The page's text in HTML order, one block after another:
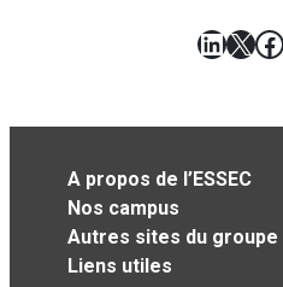
X
A propos de l’ESSEC
Nos campus
Autres sites du groupe
Liens utiles